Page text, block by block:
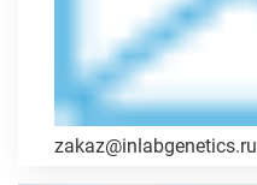
zakaz@inlabgenetics.ru